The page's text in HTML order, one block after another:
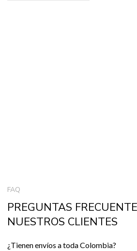
FAQ
PREGUNTAS
NUESTROS CLIENTES
¿Tienen envíos a toda Colombia?